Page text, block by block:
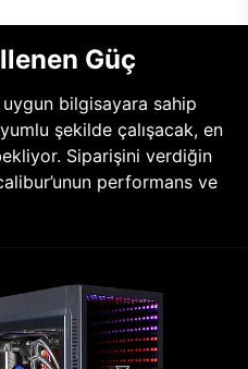
Güç
bilgisayara sahip
şekilde çalışacak, en
Siparişini verdiğin
performans ve